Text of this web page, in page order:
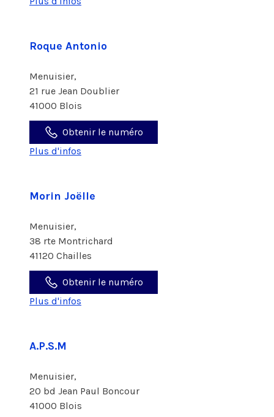
Roque Antonio
Menuisier,
21 rue Jean Doublier
41000 Blois
Obtenir le numéro
Plus d'infos
Morin Joëlle
Menuisier,
38 rte Montrichard
41120 Chailles
Obtenir le numéro
Plus d'infos
A.P.S.M
Menuisier,
20 bd Jean Paul Boncour
41000 Blois